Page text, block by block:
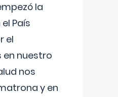
la
País
el
en nuestro
nos
y en